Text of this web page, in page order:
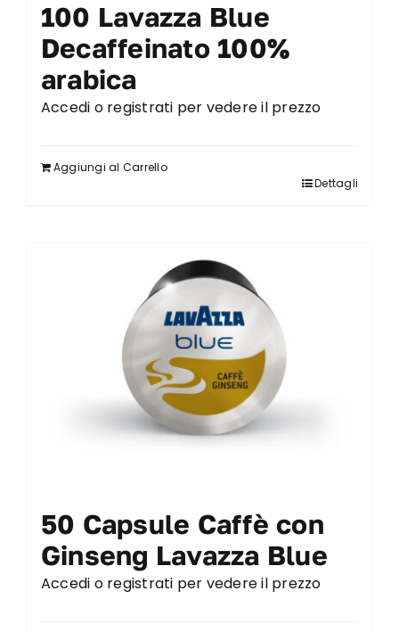
100 Lavazza Blue
Decaffeinato 100%
arabica
Accedi o registrati per vedere il prezzo
Aggiungi al Carrello
Dettagli
50 Capsule Caffè con
Ginseng Lavazza Blue
Accedi o registrati per vedere il prezzo